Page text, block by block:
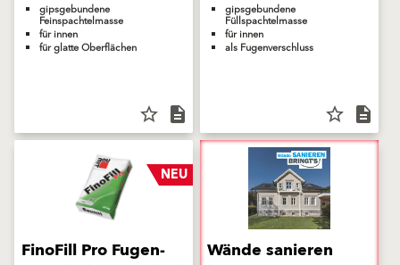
gipsgebundene
Feinspachtelmasse
für innen
für glatte Oberflächen
star_border description
gipsgebundene
Füllspachtelmasse
für innen
als Fugenverschluss
star_border description
NEU
FinoFill Pro Fugen- Wände sanieren